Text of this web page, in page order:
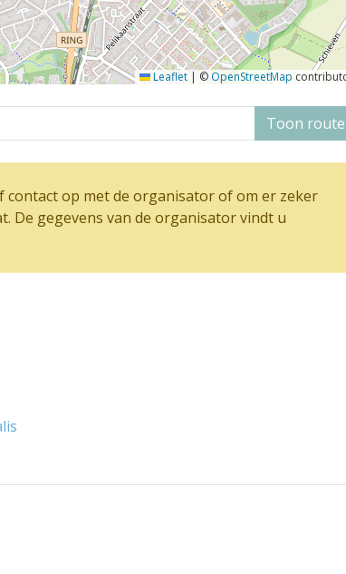
Leaflet | © OpenStreetMap
Toon route
contact op met de organisator of om er zeker
De gegevens van de organisator vindt u